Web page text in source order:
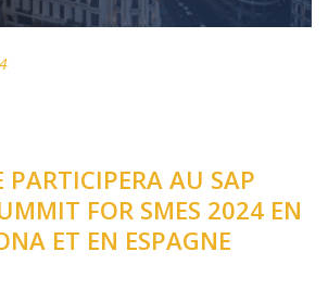
PARTICIPERA AU SAP
FOR SMES 2024 EN
ET EN ESPAGNE